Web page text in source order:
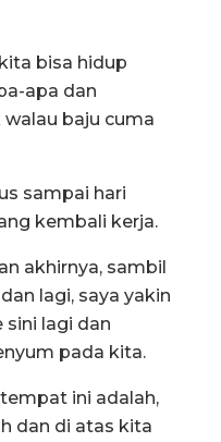
bisa hidup
apa dan
baju cuma
sampai hari
kembali kerja.
akhirnya, sambil
lagi, saya yakin
sini lagi dan
pada kita.
ini adalah,
dan di atas kita